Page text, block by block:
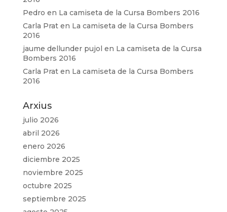
Pedro en La camiseta de la Cursa Bombers 2016
Carla Praten La camiseta de la Cursa Bombers
2016
jaume dellunder pujol en La camiseta de la Cursa
Bombers 2016
Carla Praten La camiseta de la Cursa Bombers
2016
Arxius
julio 2026
abril 2026
enero 2026
diciembre 2025
noviembre 2025
octubre 2025
septiembre 2025